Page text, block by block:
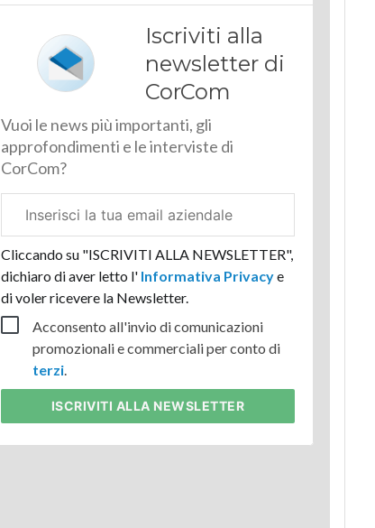
Iscriviti alla
newsletter di
CorCom
Vuoi le news più importanti, gli
approfondimenti e le interviste di
CorCom?
aziendale
Cliccando su "ISCRIVITI ALLA NEWSLETTER",
dichiaro di aver letto l'Informativa Privacye
di voler ricevere la Newsletter.
Acconsento all'invio di comunicazioni
promozionali e commerciali per conto di
terzi.
ISCRIVITI ALLA NEWSLETTER